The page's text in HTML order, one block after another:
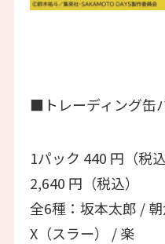
■トレーディング缶
1パック 440 円（税
2,640 円（税込）
全6種：坂本太郎 /
X（スラー） / 楽